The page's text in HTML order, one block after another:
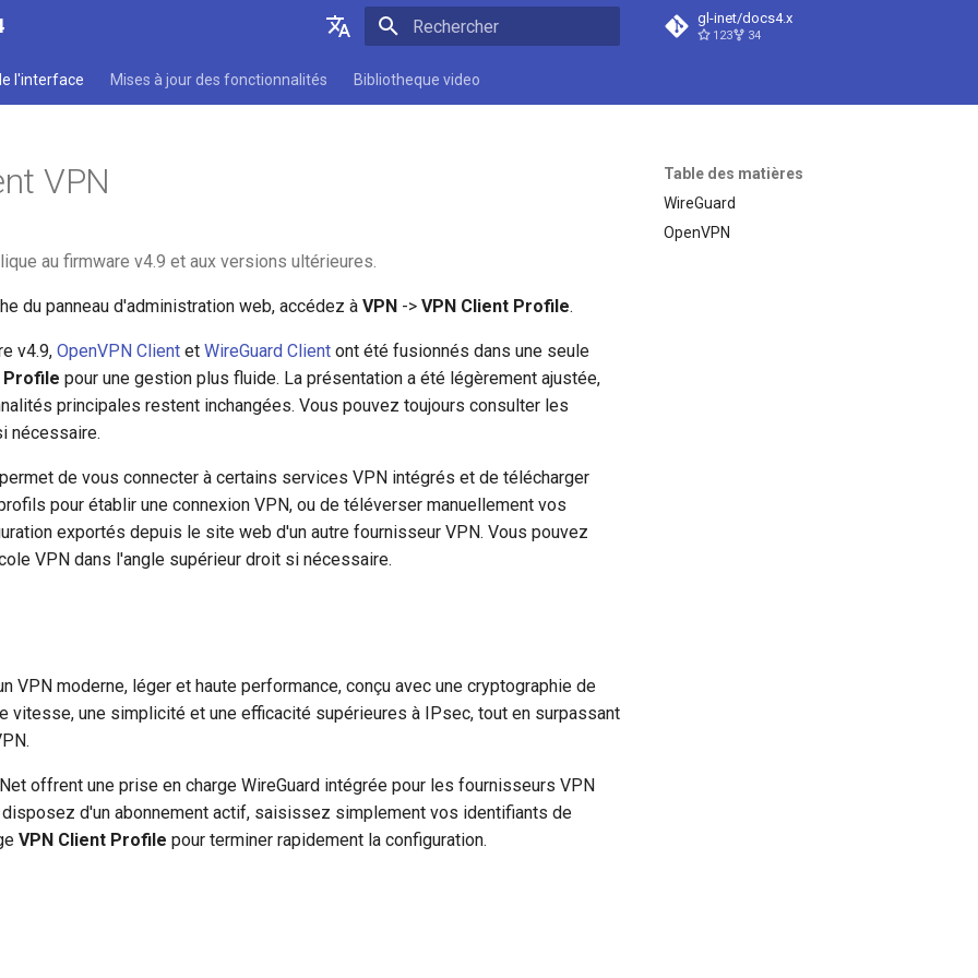
English
日本語
Polski
gl-inet/docs4.x
123 34
l'interface Mises à jour des fonctionnalités Bibliotheque video
Table des matières
WireGuard
OpenVPN
VPN
au firmware v4.9 et aux versions ultérieures.
du panneau d'administration web, accédez à VPN -> VPN Client Profile.
v4.9, OpenVPN Client et WireGuard Client ont été fusionnés dans une seule
Profile pour une gestion plus fluide. La présentation a été légèrement ajustée,
principales restent inchangées. Vous pouvez toujours consulter les
nécessaire.
de vous connecter à certains services VPN intégrés et de télécharger
pour établir une connexion VPN, ou de téléverser manuellement vos
exportés depuis le site web d'un autre fournisseur VPN. Vous pouvez
VPN dans l'angle supérieur droit si nécessaire.
VPN moderne, léger et haute performance, conçu avec une cryptographie de
vitesse, une simplicité et une efficacité supérieures à IPsec, tout en surpassant
offrent une prise en charge WireGuard intégrée pour les fournisseurs VPN
d'un abonnement actif, saisissez simplement vos identifiants de
VPN Client Profile pour terminer rapidement la configuration.